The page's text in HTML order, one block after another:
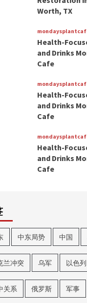
Worth, TX
Health-
and Drinks
Cafe
Health-
and Drinks
Cafe
Health-
and Drinks
Cafe
中东局势 中国
兰冲突 乌军 以色列
关系 俄罗斯 军事